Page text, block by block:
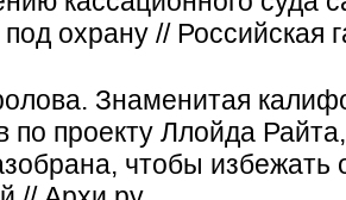
охрану // Российская
Знаменитая
по проекту Ллойда
чтобы избежать